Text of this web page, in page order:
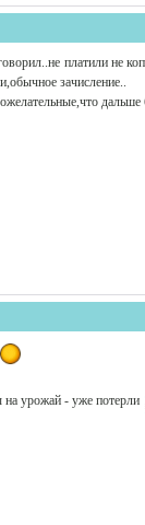
ни как инструмент
задач", —
вопроса
бюджета
платили не
зачисление..
дальше
на урожай - уже потерли